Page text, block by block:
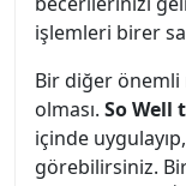
işlemleri birer
Bir diğer önemli
olması. So Well
içinde
görebilirsiniz.